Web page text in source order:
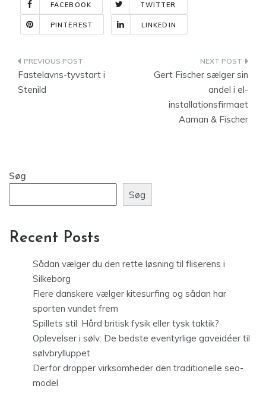
FACEBOOK TWITTER
PINTEREST LINKEDIN
Indlægsnavigation
Fastelavns-tyvstart i
Stenild
Gert Fischer sælger sin
andel i el-
installationsfirmaet
Aaman & Fischer
Søg
Søg
Recent Posts
Sådan vælger du den rette løsning til fliserens i
Silkeborg
Flere danskere vælger kitesurfing og sådan har
sporten vundet frem
Spillets stil: Hård britisk fysik eller tysk taktik?
Oplevelser i sølv: De bedste eventyrlige gaveidéer til
sølvbrylluppet
Derfor dropper virksomheder den traditionelle seo-
model